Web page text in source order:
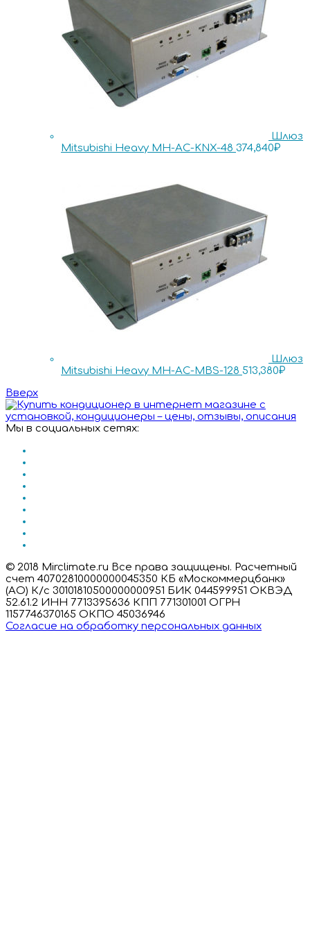
Шлюз
Mitsubishi Heavy MH-AC-KNX-48 374,840₽
Шлюз
Mitsubishi Heavy MH-AC-MBS-128 513,380₽
Вверх
Мы в социальных сетях:
© 2018 Mirclimate.ru Все права защищены. Расчетный
счет 40702810000000045350 КБ «Москоммерцбанк»
(АО) К/с 30101810500000000951 БИК 044599951 ОКВЭД
52.61.2 ИНН 7713395636 КПП 771301001 ОГРН
1157746370165 ОКПО 45036946
Согласие на обработку персональных данных